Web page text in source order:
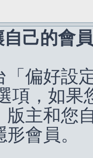
己的會
「偏好設
項，如果
版主和您
會員。